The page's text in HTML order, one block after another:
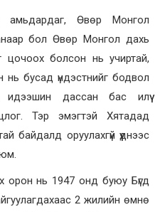
амьдардаг, Өвөр Монгол
бол Өвөр Монгол дахь
цочоох болсон нь учиртай,
нь бусад үндэстнийг бодвол
дассан бас илүү
Тэр эмэгтэй Хятадад
байдалд оруулахгүй үүднээс
юм.
нь 1947 онд буюу Бүгд
2 жилийн өмнө